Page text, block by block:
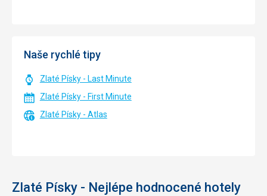
Naše rychlé tipy
Zlaté Písky - Last Minute
Zlaté Písky - First Minute
Zlaté Písky - Atlas
Zlaté Písky - Nejlépe hodnocené hotely